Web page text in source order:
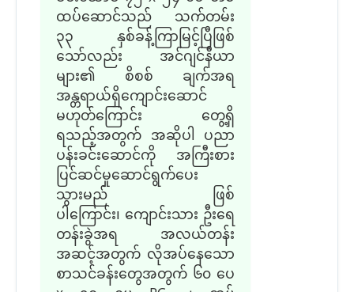
ထပ်ဆောင်သည် သက်တမ်း
၃၃ နှစ်ခန့်ကြာမြင့်ပြီဖြစ်
သော်လည်း အင်ဂျင်နီယာ
များ၏ စိစစ် ချက်အရ
အန္တရာယ်ရှိကျောင်းဆောင်
မဟုတ်ကြောင်း တွေ့ရှိ
ရသည့်အတွက် အဆိုပါ ပညာ
ပန်းခင်းဆောင်ကို အကြီးစား
ပြင်ဆင်မှုဆောင်ရွက်ပေး
သွားမည် ဖြစ်
ပါကြောင်း၊ ကျောင်းသား ဦးရေ
တန်းခွဲအရ အလယ်တန်း
အဆင့်အတွက် လိုအပ်နေသော
စာသင်ခန်းတွေအတွက် ၆၀ ပေ